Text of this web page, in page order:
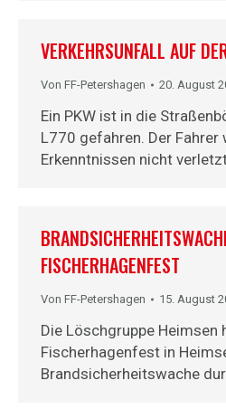
VERKEHRSUNFALL AUF
Von FF-Petershagen 20. August
Ein PKW ist in die
L770 gefahren. Der Fahrer
Erkenntnissen nicht
FISCHERHAGENFEST
Von FF-Petershagen 15. August
Die Löschgruppe Heimsen
Fischerhagenfest in
Brandsicherheitswache